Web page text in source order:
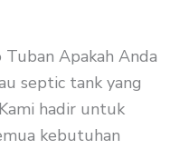
Apakah Anda
septic tank yang
hadir untuk
kebutuhan